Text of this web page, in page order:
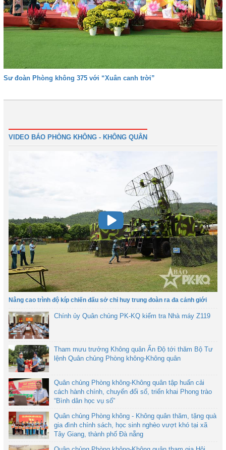
Sư đoàn Phòng không 375 với “Xuân canh trời”
VIDEO BÁO PHÒNG KHÔNG - KHÔNG QUÂN
Nâng cao trình độ kíp chiến đấu sở chỉ huy trung đoàn ra đa cảnh giới
Chính ủy Quân chủng PK-KQ kiểm tra Nhà máy Z119
Tham mưu trưởng Không quân Ấn Độ tới thăm Bộ Tư
lệnh Quân chủng Phòng không-Không quân
Quân chủng Phòng không-Không quân tập huấn cải
cách hành chính, chuyển đổi số, triển khai Phong trào
“Bình dân học vụ số”
Quân chủng Phòng không - Không quân thăm, tặng quà
gia đình chính sách, học sinh nghèo vượt khó tại xã
Tây Giang, thành phố Đà nẵng